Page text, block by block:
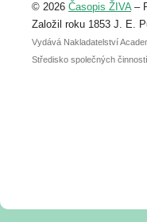
abstraktu přihlášené
posteru je už 30.
© 2026 Časopis ŽIVA–
Založil roku 1853 J. E.
Vydává Nakladatelství
Středisko společných